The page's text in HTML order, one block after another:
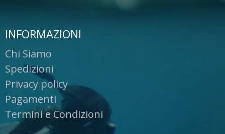
INFORMAZIONI
Chi Siamo
Spedizioni
Privacy policy
Pagamenti
Termini e Condizioni